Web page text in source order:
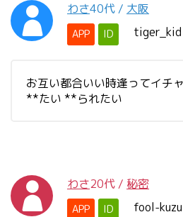
わさ40代 / 大阪
APP ID tiger_kid
お互い都合いい時逢ってイチ
**たい **られたい
わさ20代 / 秘密
APP ID fool-kuzu